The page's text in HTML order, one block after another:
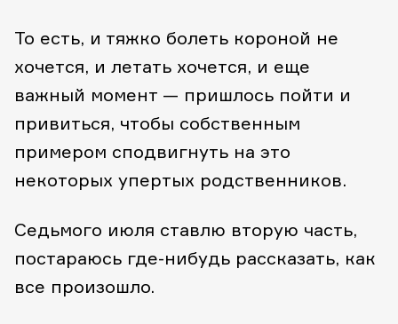
То есть, и тяжко болеть короной не
хочется, и летать хочется, и еще
важный момент — пришлось пойти и
привиться, чтобы собственным
примером сподвигнуть на это
некоторых упертых родственников.
Седьмого июля ставлю вторую часть,
постараюсь где-нибудь рассказать, как
все произошло.